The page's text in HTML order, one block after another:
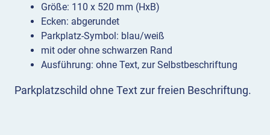
Parkplatzschild ohne Text zur freien Beschriftung.
Größe: 110 x 520 mm (HxB)
Ecken: abgerundet
Parkplatz-Symbol: blau/weiß
mit oder ohne schwarzen Rand
Ausführung: ohne Text, zur Selbstbeschriftung